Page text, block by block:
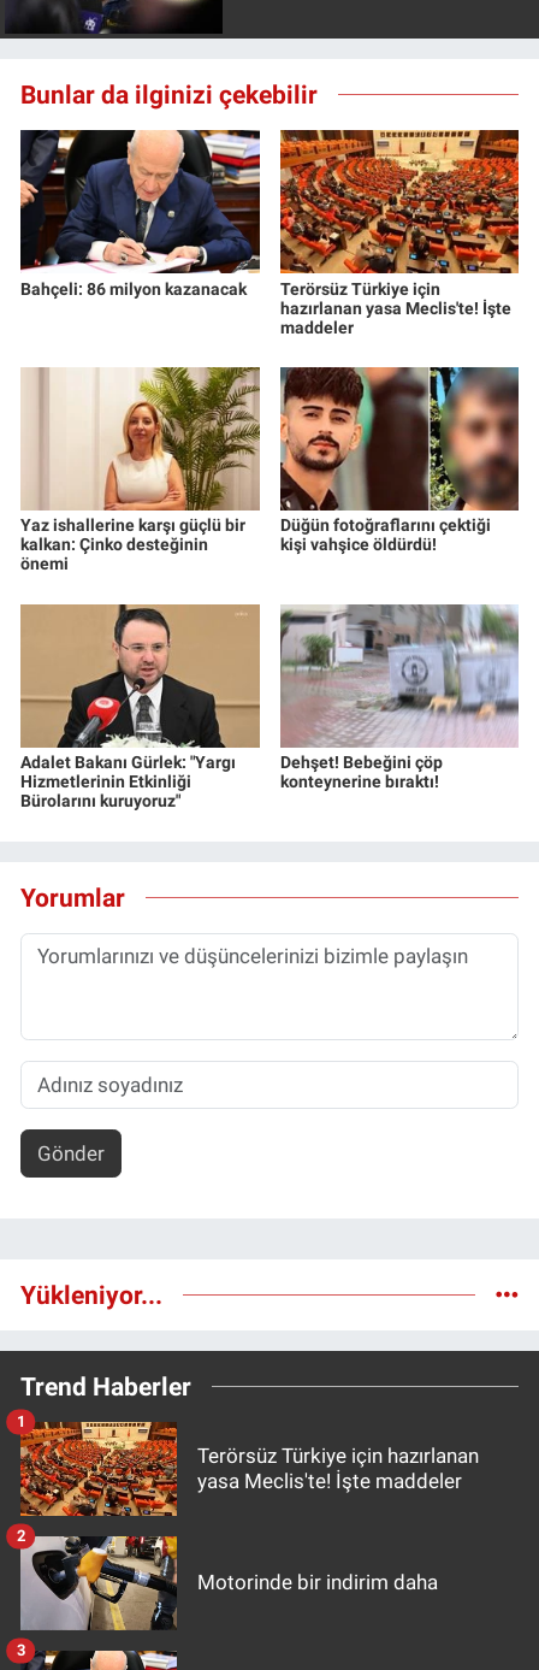
Bunlar da ilginizi çekebilir
Bahçeli: 86 milyon kazanacak
Terörsüz Türkiye için
hazırlanan yasa Meclis'te! İşte
maddeler
Yaz ishallerine karşı güçlü bir
kalkan: Çinko desteğinin
önemi
Düğün fotoğraflarını çektiği
kişi vahşice öldürdü!
Adalet Bakanı Gürlek: "Yargı
Hizmetlerinin Etkinliği
Bürolarını kuruyoruz"
Dehşet! Bebeğini çöp
konteynerine bıraktı!
Yorumlar
Gönder
Yükleniyor...
Trend Haberler
Terörsüz Türkiye için hazırlanan
yasa Meclis'te! İşte maddeler
1
Motorinde bir indirim daha
2
3